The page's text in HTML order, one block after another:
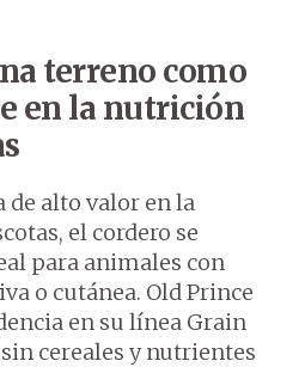
terreno como
en la nutrición
de alto valor en la
el cordero se
para animales con
o cutánea. Old Prince
en su línea Grain
cereales y nutrientes